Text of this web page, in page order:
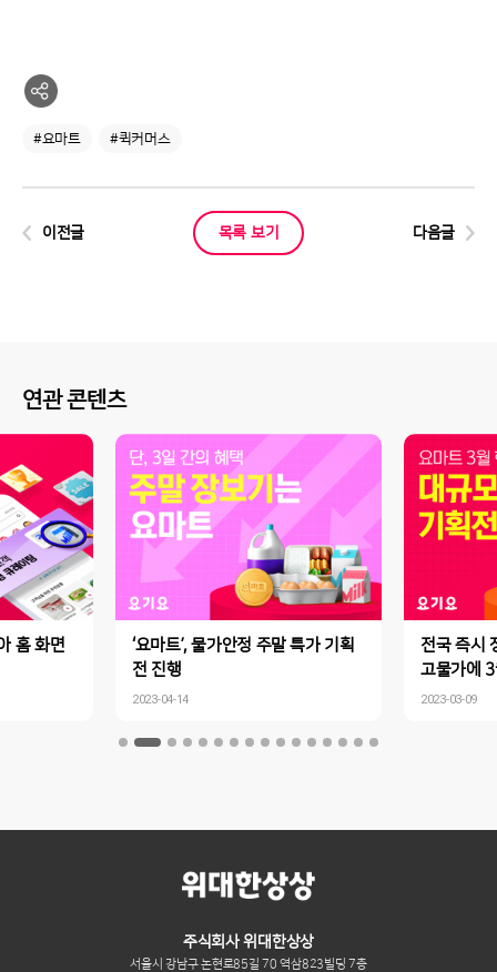
#요마트 #퀵커머스
이전글 목록 보기 다음글
연관 콘텐츠
홈 화면
‘요마트’, 물가안정 주말 특가 기획
전 진행
2023-04-14
전국 즉시
고물가에
기획전 진
2023-03-09
주식회사 위대한상상
서울시 강남구 논현로85길 70 역삼823빌딩 7층